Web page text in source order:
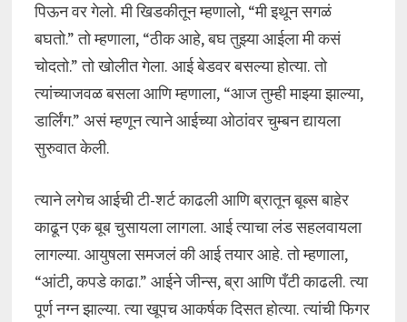
पिऊन वर गेलो. मी खिडकीतून म्हणालो, “मी इथून सगळं
बघतो.” तो म्हणाला, “ठीक आहे, बघ तुझ्या आईला मी कसं
चोदतो.” तो खोलीत गेला. आई बेडवर बसल्या होत्या. तो
त्यांच्याजवळ बसला आणि म्हणाला, “आज तुम्ही माझ्या झाल्या,
डार्लिंग.” असं म्हणून त्याने आईच्या ओठांवर चुम्बन द्यायला
सुरुवात केली.
त्याने लगेच आईची टी-शर्ट काढली आणि ब्रातून बूब्स बाहेर
काढून एक बूब चुसायला लागला. आई त्याचा लंड सहलवायला
लागल्या. आयुषला समजलं की आई तयार आहे. तो म्हणाला,
“आंटी, कपडे काढा.” आईने जीन्स, ब्रा आणि पँटी काढली. त्या
पूर्ण नग्न झाल्या. त्या खूपच आकर्षक दिसत होत्या. त्यांची फिगर